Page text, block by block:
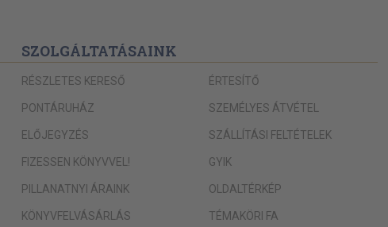
SZOLGÁLTATÁSAINK
RÉSZLETES KERESŐ
PONTÁRUHÁZ
ELŐJEGYZÉS
FIZESSEN KÖNYVVEL!
PILLANATNYI ÁRAINK
KÖNYVFELVÁSÁRLÁS
ÉRTESÍTŐ
SZEMÉLYES ÁTVÉTEL
SZÁLLÍTÁSI FELTÉTELEK
GYIK
OLDALTÉRKÉP
TÉMAKÖRI FA